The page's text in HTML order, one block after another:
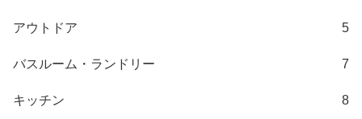
アウトドア 5
バスルーム・ランドリー 7
キッチン 8